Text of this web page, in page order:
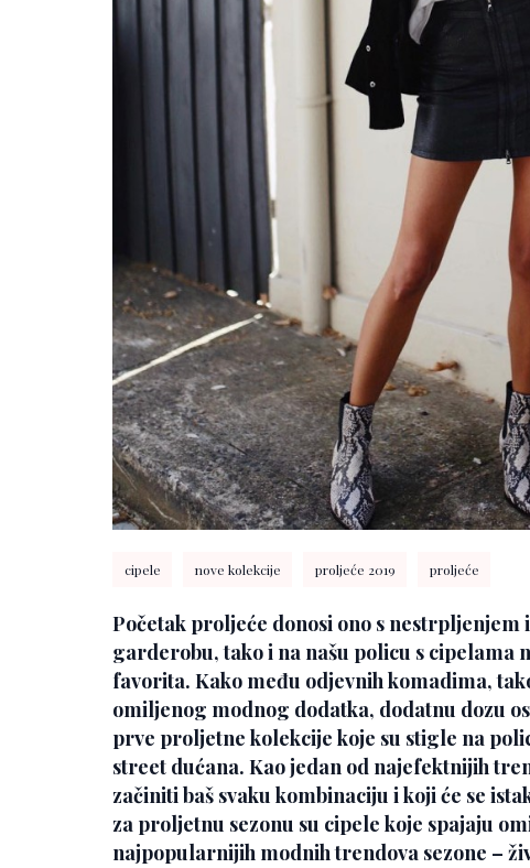
cipele nove kolekcije proljeće 2019 proljeće
Početak proljeće donosi ono s nestrpljenjem
garderobu, tako i na našu policu s cipelama
favorita. Kako među odjevnih komadima,
omiljenog modnog dodatka, dodatnu dozu
prve proljetne kolekcije koje su stigle na
street dućana. Kao jedan od najefektnijih
začiniti baš svaku kombinaciju i koji će se
za proljetnu sezonu su cipele koje spajaju
najpopularnijih modnih trendova sezone –